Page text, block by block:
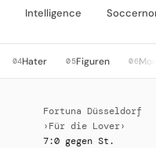
Intelligence
04Hater 05Figuren 06
Fortuna Düsseldorf
› Für die Lover›
7:0 gegen St.